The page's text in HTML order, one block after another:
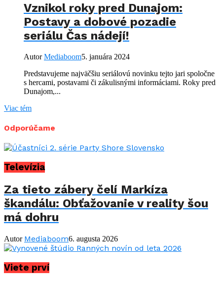
Vznikol roky pred Dunajom:
Postavy a dobové pozadie
seriálu Čas nádejí!
AutorMediaboom5. januára 2024
Predstavujeme najväčšiu seriálovú novinku tejto jari spoločne
s hercami, postavami či zákulisnými informáciami. Roky pred
Dunajom,...
Viac tém
Odporúčame
Televízia
Za tieto zábery čelí Markíza
škandálu: Obťažovanie v reality šou
má dohru
Autor Mediaboom6. augusta 2026
Viete prví